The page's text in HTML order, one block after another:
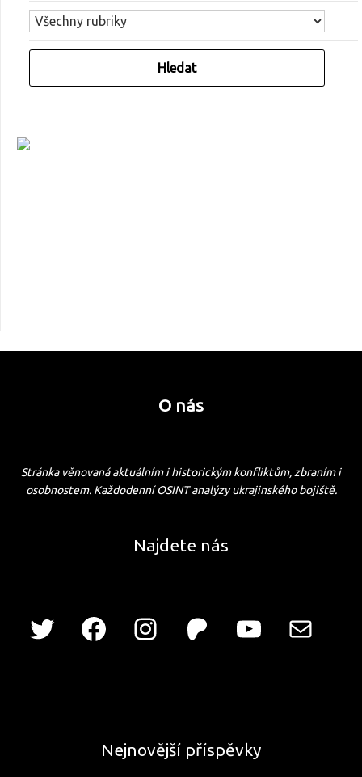
O nás
Stránka věnovaná aktuálním i historickým konfliktům, zbraním i
osobnostem. Každodenní OSINT analýzy ukrajinského bojiště.
Najdete nás
Nejnovější příspěvky